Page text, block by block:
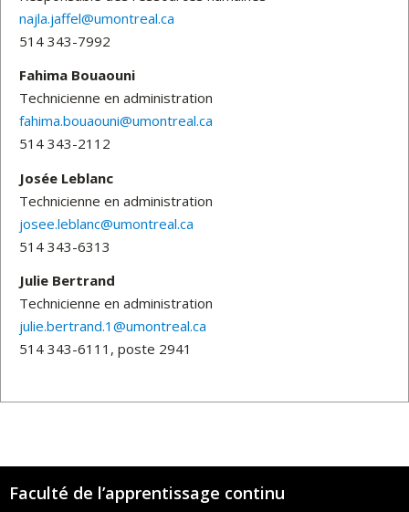
najla.jaffel@umontreal.ca
514 343-7992
Fahima Bouaouni
Technicienne en administration
fahima.bouaouni@umontreal.ca
514 343-2112
Josée Leblanc
Technicienne en administration
josee.leblanc@umontreal.ca
514 343-6313
Julie Bertrand
Technicienne en administration
julie.bertrand.1@umontreal.ca
514 343-6111, poste 2941
Faculté de l’apprentissage continu